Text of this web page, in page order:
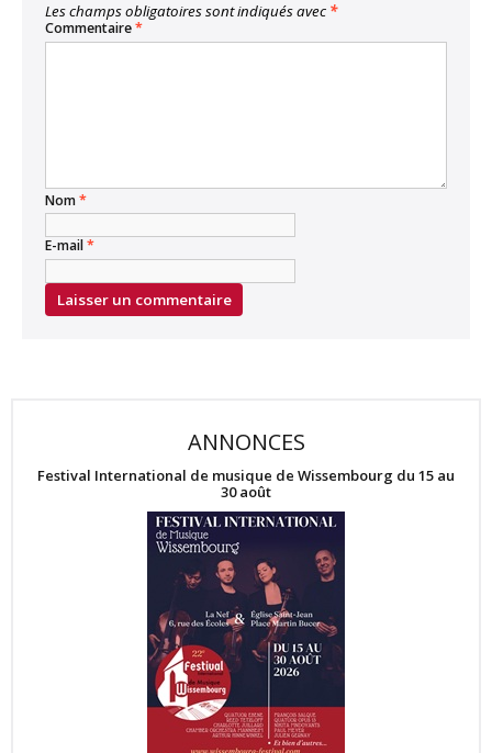
Les champs obligatoires sont indiqués avec *
Commentaire*
Nom*
E-mail*
ANNONCES
Festival International de musique de Wissembourg du 15 au
30 août